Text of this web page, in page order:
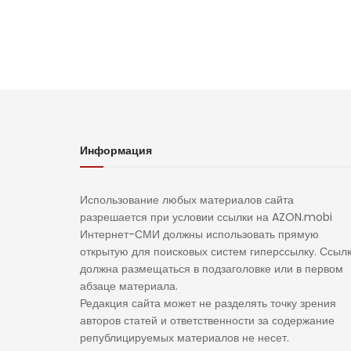
Информация
Использование любых материалов сайта
разрешается при условии ссылки на AZON.mobi
Интернет-СМИ должны использовать прямую
открытую для поисковых систем гиперссылку.
должна размещаться в подзаголовке или в первом
абзаце материала.
Редакция сайта может не разделять точку зрения
авторов статей и ответственности за содержание
републицируемых материалов не несет.